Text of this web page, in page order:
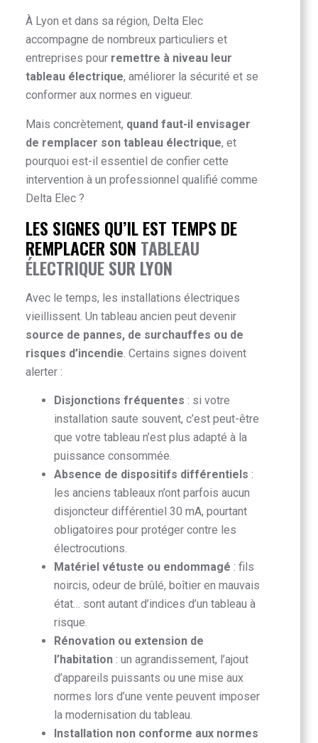
À Lyon et dans sa région, Delta Elec
accompagne de nombreux particuliers et
entreprises pour remettre à niveau leur
tableau électrique, améliorer la sécurité et se
conformer aux normes en vigueur.
Mais concrètement, quand faut-il envisager
de remplacer son tableau électrique, et
pourquoi est-il essentiel de confier cette
intervention à un professionnel qualifié comme
Delta Elec ?
LES SIGNES QU’IL EST TEMPS DE
REMPLACER SON TABLEAU
ÉLECTRIQUE SUR LYON
Avec le temps, les installations électriques
vieillissent. Un tableau ancien peut devenir
source de pannes, de surchauffes ou de
risques d’incendie. Certains signes doivent
alerter :
Disjonctions fréquentes : si votre
installation saute souvent, c’est peut-être
que votre tableau n’est plus adapté à la
puissance consommée.
Absence de dispositifs différentiels :
les anciens tableaux n’ont parfois aucun
disjoncteur différentiel 30 mA, pourtant
obligatoires pour protéger contre les
électrocutions.
Matériel vétuste ou endommagé : fils
noircis, odeur de brûlé, boîtier en mauvais
état… sont autant d’indices d’un tableau à
risque.
Rénovation ou extension de
l’habitation : un agrandissement, l’ajout
d’appareils puissants ou une mise aux
normes lors d’une vente peuvent imposer
la modernisation du tableau.
Installation non conforme aux normes